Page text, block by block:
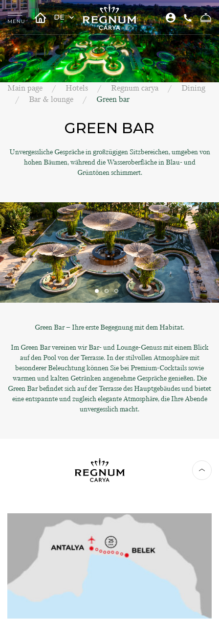
DE
Main page Hotels Regnum carya
Dining
Bar & lounge
Green bar
GREEN BAR
Unvergessliche Gespräche in großzügigen Sitzbereichen, umgeben von
hohen Bäumen, während die Wasseroberfläche in Blau- und
Grüntönen schimmert.
Green Bar – Ihre erste Begegnung mit dem Habitat.
Im Green Bar vereinen wir Bar- und Lounge-Genuss mit einem Blick
auf den Pool von der Terrasse. In der stilvollen Atmosphäre mit
besonderer Beleuchtung können Sie bei Premium-Cocktails sowie
warmen und kalten Getränken angenehme Gespräche genießen. Die
Green Bar befindet sich auf der Terrasse des Hauptgebäudes und bietet
eine entspannte und zugleich elegante Atmosphäre, die Ihre Abende
unvergesslich macht.